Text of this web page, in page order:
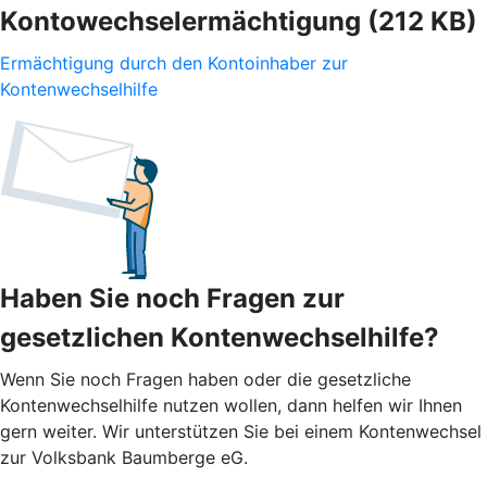
Kontowechselermächtigung (212 KB)
Ermächtigung durch den Kontoinhaber zur
Kontenwechselhilfe
Haben Sie noch Fragen zur
gesetzlichen Kontenwechselhilfe?
Wenn Sie noch Fragen haben oder die gesetzliche
Kontenwechselhilfe nutzen wollen, dann helfen wir Ihnen
gern weiter. Wir unterstützen Sie bei einem Kontenwechsel
zur Volksbank Baumberge eG.